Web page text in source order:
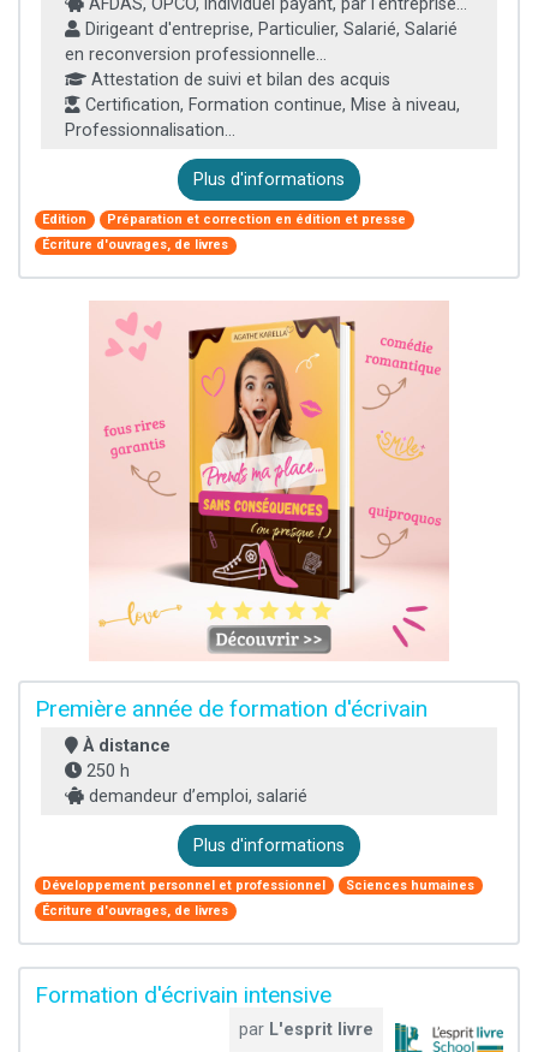
AFDAS, OPCO, individuel payant, par l'entreprise...
Dirigeant d'entreprise, Particulier, Salarié, Salarié
en reconversion professionnelle...
Attestation de suivi et bilan des acquis
Certification, Formation continue, Mise à niveau,
Professionnalisation...
Plus d'informations
Edition
Préparation et correction en édition et presse
Écriture d'ouvrages, de livres
Première année de formation d'écrivain
À distance
250 h
demandeur d’emploi, salarié
Plus d'informations
Développement personnel et professionnel
Sciences humaines
Écriture d'ouvrages, de livres
Formation d'écrivain intensive
par L'esprit livre